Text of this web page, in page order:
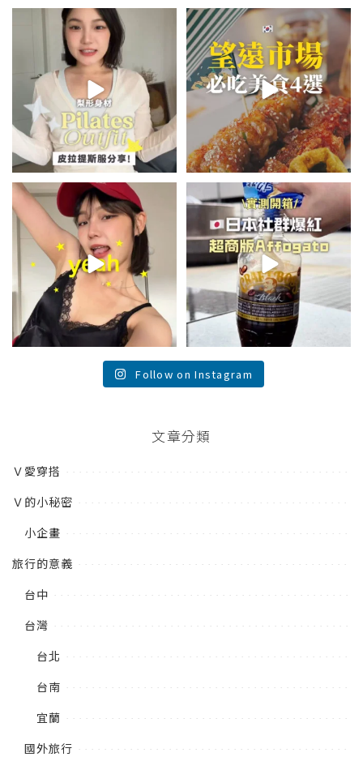
💭留言「美背」傳🔗給你！
🏷️#吉推韓國 🇰🇷
...
48 20
\🇰🇷韓國望遠市場4家必吃美食
😋/
💭留言「望遠市場」傳地址給你
345 59
summer outfit⋆.˚✮🎧✮˚.⋆
夏日穿搭最需要單品！...
755 43
\🇯🇵日本爆紅!超商版Affogato
🍨☕️/
🏷️#吉推日本🇯🇵...
117 26
Follow on Instagram
文章分類
Ｖ愛穿搭
Ｖ的小秘密
小企畫
旅行的意義
台中
台灣
台北
台南
宜蘭
國外旅行